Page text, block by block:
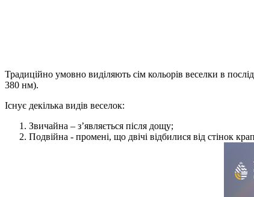
Традиційно умовно виділяють сім кольорів веселки в
380 нм).
Існує декілька видів веселок:
Звичайна – з’являється після дощу;
Подвійна - промені, що двічі відбилися від стінок